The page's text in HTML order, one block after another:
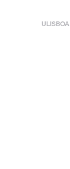
ULISBOA